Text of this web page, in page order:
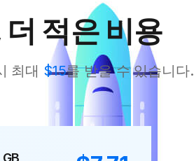
적은 비용
최대 $15를 받을 수 있습니다.